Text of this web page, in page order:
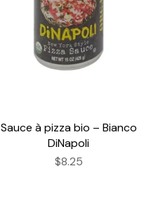
Sauce à pizza bio – Bianco
DiNapoli
$8.25